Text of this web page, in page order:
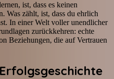
ist, dass es keinen
Was zählt, ist, dass du ehrlich
In einer Welt voller unendlicher
zurückkehren: echte
Beziehungen, die auf Vertrauen